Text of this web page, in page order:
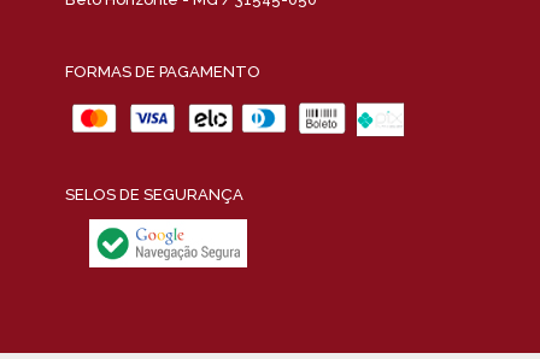
FORMAS DE PAGAMENTO
SELOS DE SEGURANÇA